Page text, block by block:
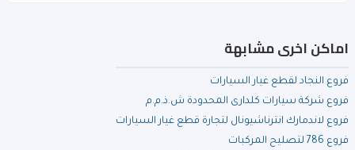
اماكن اخرى مشابهة
فروع النجاد لقطع غيار السيارات
فروع شركة سيارات كلدارى المحدودة ش.ذ.م.م
فروع لاندمارك انترناشيونال لتجارة قطع غيار السيارات
فروع 786 لتصليح المركبات